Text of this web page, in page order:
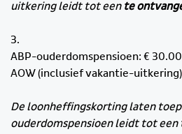
uitkering leidt tot een te
3.
ABP-ouderdomspensioen: €
AOW (inclusief vakantie-
De loonheffingskorting laten
ouderdomspensioen leidt tot een